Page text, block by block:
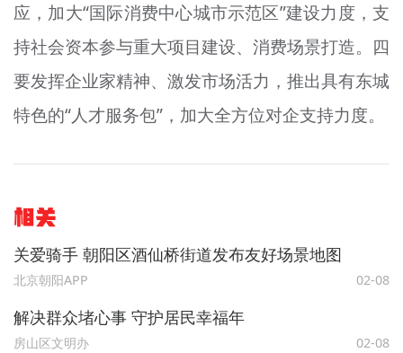
应，加大“国际消费中心城市示范区”建设力度，支
持社会资本参与重大项目建设、消费场景打造。四
要发挥企业家精神、激发市场活力，推出具有东城
特色的“人才服务包”，加大全方位对企支持力度。
相关
关爱骑手 朝阳区酒仙桥街道发布友好场景地图
北京朝阳APP 02-08
解决群众堵心事 守护居民幸福年
房山区文明办 02-08